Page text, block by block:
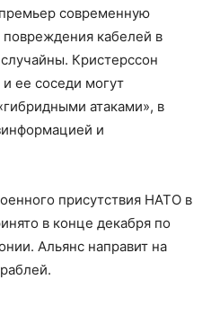
современную
кабелей в
Кристерссон
ее соседи могут
атаками», в
и
присутствия НАТО в
в конце декабря по
Альянс направит на